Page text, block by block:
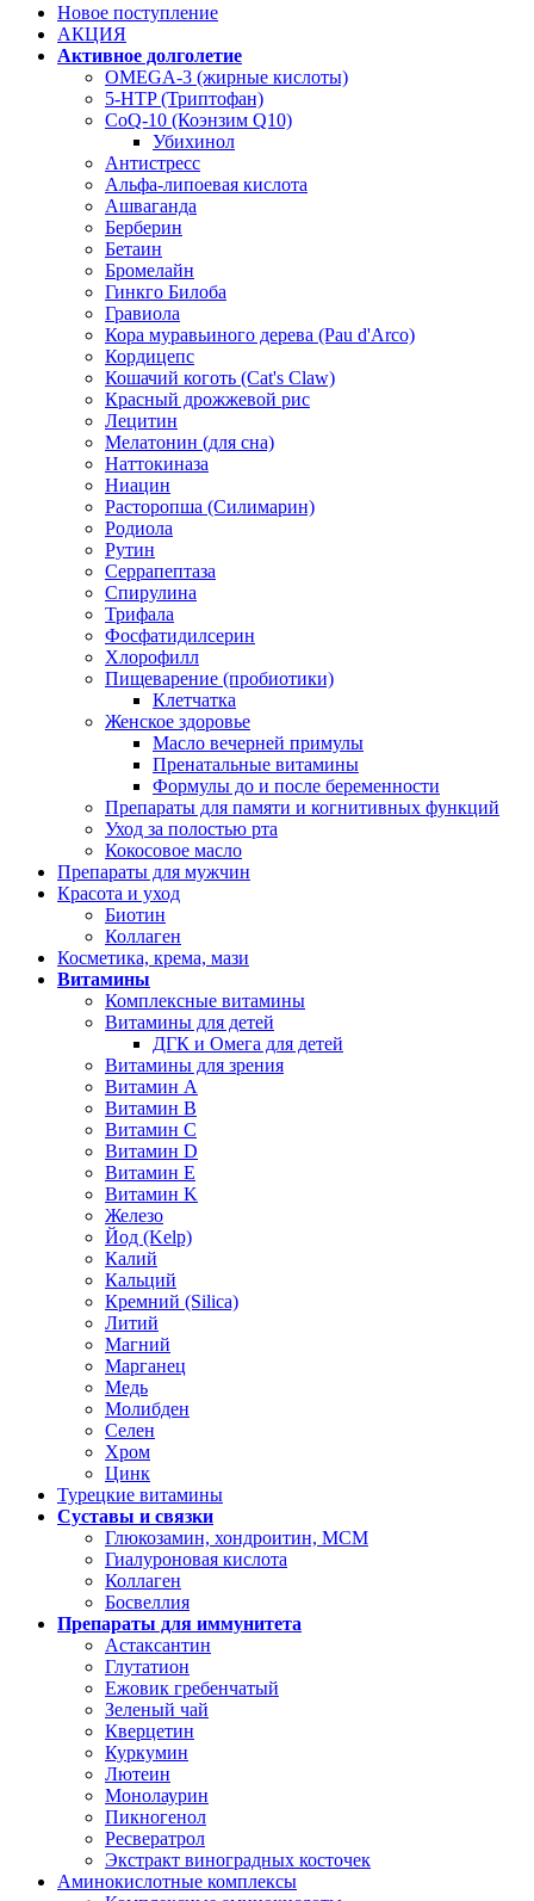
Новое поступление
АКЦИЯ
Активное долголетие
OMEGA-3 (жирные кислоты)
5-HTP (Триптофан)
CoQ-10 (Коэнзим Q10)
Убихинол
Антистресс
Альфа-липоевая кислота
Ашваганда
Берберин
Бетаин
Бромелайн
Гинкго Билоба
Гравиола
Кора муравьиного дерева (Pau d'Arco)
Кордицепс
Кошачий коготь (Cat's Claw)
Красный дрожжевой рис
Лецитин
Мелатонин (для сна)
Наттокиназа
Ниацин
Расторопша (Силимарин)
Родиола
Рутин
Серрапептаза
Спирулина
Трифала
Фосфатидилсерин
Хлорофилл
Пищеварение (пробиотики)
Клетчатка
Женское здоровье
Масло вечерней примулы
Пренатальные витамины
Формулы до и после беременности
Препараты для памяти и когнитивных функций
Уход за полостью рта
Кокосовое масло
Препараты для мужчин
Красота и уход
Биотин
Коллаген
Косметика, крема, мази
Витамины
Комплексные витамины
Витамины для детей
ДГК и Омега для детей
Витамины для зрения
Витамин А
Витамин В
Витамин C
Витамин D
Витамин Е
Витамин K
Железо
Йод (Kelp)
Калий
Кальций
Кремний (Silica)
Литий
Магний
Марганец
Медь
Молибден
Селен
Хром
Цинк
Турецкие витамины
Суставы и связки
Глюкозамин, хондроитин, МСМ
Гиалуроновая кислота
Коллаген
Босвеллия
Препараты для иммунитета
Астаксантин
Глутатион
Ежовик гребенчатый
Зеленый чай
Кверцетин
Куркумин
Лютеин
Монолаурин
Пикногенол
Ресвератрол
Экстракт виноградных косточек
Аминокислотные комплексы